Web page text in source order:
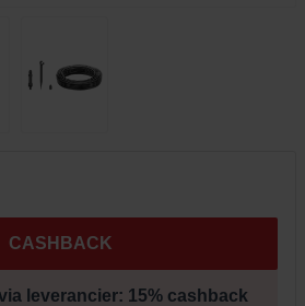
CASHBACK
leverancier: 15% cashback